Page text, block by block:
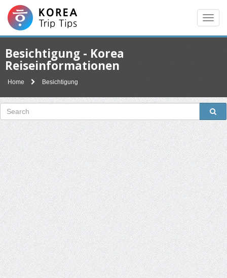
Besichtigung - Korea
Reiseinformationen
Home Besichtigung